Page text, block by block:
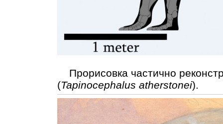
Прорисовка частично
(Tapinocephalus atherstonei).